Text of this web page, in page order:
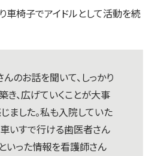
車椅子でアイドルとして活動を続
のお話を聞いて、しっかり
き、広げていくことが大事
ました。私も入院していた
車いすで行ける歯医者さん
いった情報を看護師さん